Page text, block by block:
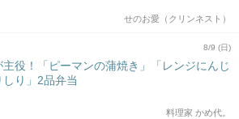
せのお愛（クリンネスト）
8/9 (日)
主役！「ピーマンの蒲焼き」「レンジにんじ
しり」2品弁当
料理家 かめ代。